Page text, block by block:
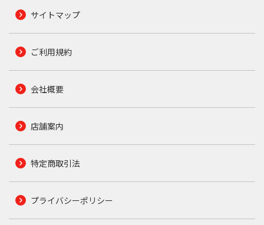
サイトマップ
ご利用規約
会社概要
店舗案内
特定商取引法
プライバシーポリシー